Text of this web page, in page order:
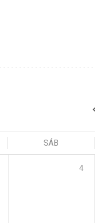
SÁB
4